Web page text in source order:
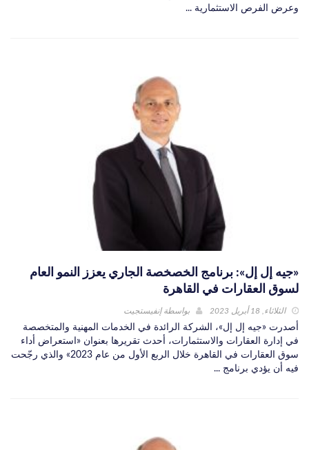
وعرض الفرص الاستثمارية ...
«جيه إل إل»: برنامج الخصخصة الجاري يعزز النمو العام
لسوق العقارات في القاهرة
الثلاثاء, 18 أبريل 2023 بواسطةإنفيستجيت
أصدرت «جيه إل إل»، الشركة الرائدة في الخدمات المهنية والمتخصصة
في إدارة العقارات والاستثمارات، أحدث تقريرها بعنوان «استعراض أداء
سوق العقارات في القاهرة خلال الربع الأول من عام 2023» والذي رجّحت
فيه أن يؤدي برنامج ...